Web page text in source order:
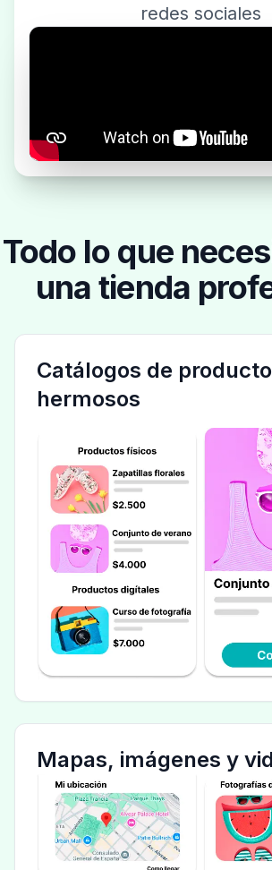
redes sociales
Todo lo que
una tienda
Catálogos de
hermosos
Mapas, imágenes y